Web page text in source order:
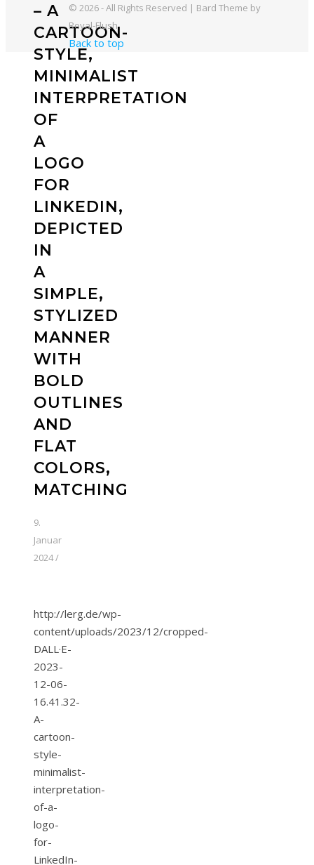
– A
CARTOON-
STYLE,
MINIMALIST
INTERPRETATION
OF
A
LOGO
FOR
LINKEDIN,
DEPICTED
IN
A
SIMPLE,
STYLIZED
MANNER
WITH
BOLD
OUTLINES
AND
FLAT
COLORS,
MATCHING
9.
Januar
2024/
http://lerg.de/wp-
content/uploads/2023/12/cropped-
DALL·E-
2023-
12-06-
16.41.32-
A-
cartoon-
style-
minimalist-
interpretation-
of-a-
logo-
for-
LinkedIn-
© 2026 - All Rights Reserved | Bard Theme by
Royal-Flush
Back to top